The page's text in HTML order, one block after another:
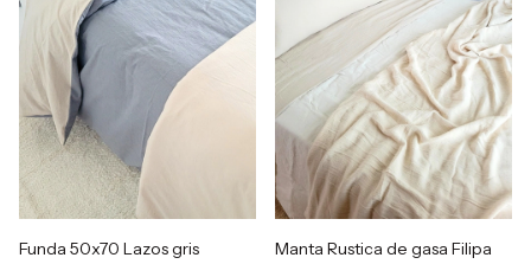
Funda 50x70 Lazos gris Manta Rustica de gasa Filipa